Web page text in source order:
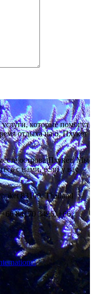
которые помогут
отдыха на о. Пхукет
острова Пхукет. Мы
с нами, если у вас
83100, Thailand
84170 3496, +66